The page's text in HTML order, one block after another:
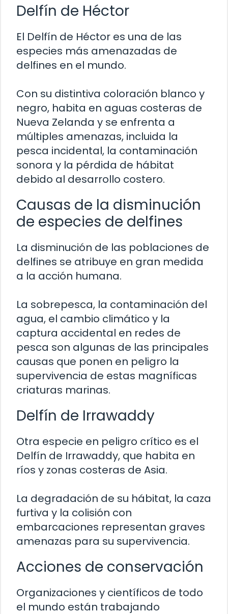
Delfín de Héctor
El Delfín de Héctor es una de las
especies más amenazadas de
delfines en el mundo.
Con su distintiva coloración blanco y
negro, habita en aguas costeras de
Nueva Zelanda y se enfrenta a
múltiples amenazas, incluida la
pesca incidental, la contaminación
sonora y la pérdida de hábitat
debido al desarrollo costero.
Causas de la disminución
de especies de delfines
La disminución de las poblaciones de
delfines se atribuye en gran medida
a la acción humana.
La sobrepesca, la contaminación del
agua, el cambio climático y la
captura accidental en redes de
pesca son algunas de las principales
causas que ponen en peligro la
supervivencia de estas magníficas
criaturas marinas.
Delfín de Irrawaddy
Otra especie en peligro crítico es el
Delfín de Irrawaddy, que habita en
ríos y zonas costeras de Asia.
La degradación de su hábitat, la caza
furtiva y la colisión con
embarcaciones representan graves
amenazas para su supervivencia.
Acciones de conservación
Organizaciones y científicos de todo
el mundo están trabajando